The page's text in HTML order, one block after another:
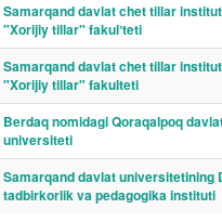
Samarqand davlat chet tillar
"Xorijiy tillar" fakulʼteti
Samarqand davlat chet tillar
"Xorijiy tillar" fakulteti
Berdaq nomidagi Qoraqalpoq
universiteti
Samarqand davlat universitetining
tadbirkorlik va pedagogika instituti